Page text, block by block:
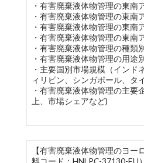
・有害廃棄液体物管理の東南
・有害廃棄液体物管理の東南
・有害廃棄液体物管理の東南
・有害廃棄液体物管理の東南
・有害廃棄液体物管理の種類
・有害廃棄液体物管理の用途
・主要国別市場規模（インド
ィリピン、シンガポール、タ
・有害廃棄液体物管理の主要
上、市場シェアなど)
【有害廃棄液体物管理のヨー
料コード：HNLPC-37130-EU）